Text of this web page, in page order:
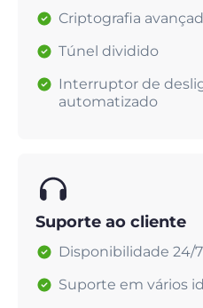
Criptografia
Túnel dividido
Interruptor de
automatizado
Suporte ao cliente
Disponibilidade 24/7
Suporte em vários